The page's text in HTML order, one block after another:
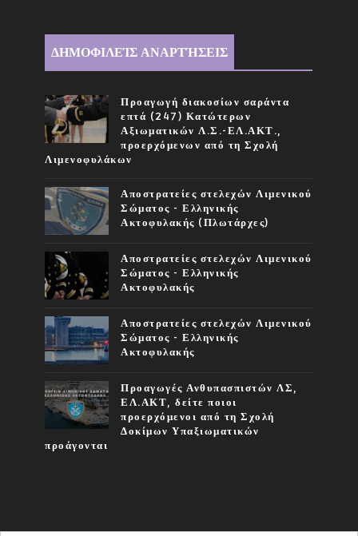
ΔΗΜΟΦΙΛΕΊΣ ΑΝΑΡΤΉΣΕΙΣ
Προαγωγή διακοσίων σαράντα
επτά (247) Κατώτερων
Αξιωματικών Λ.Σ.-ΕΛ.ΑΚΤ.,
προερχόμενων από τη Σχολή
Λιμενοφυλάκων
Αποστρατείες στελεχών Λιμενικού
Σώματος - Ελληνικής
Ακτοφυλακής (Πλωτάρχες)
Αποστρατείες στελεχών Λιμενικού
Σώματος - Ελληνικής
Ακτοφυλακής
Αποστρατείες στελεχών Λιμενικού
Σώματος - Ελληνικής
Ακτοφυλακής
Προαγωγές Ανθυπασπιστών ΛΣ,
ΕΛ.ΑΚΤ, δείτε ποιοι
προερχόμενοι από τη Σχολή
Δοκίμων Υπαξιωματικών
προάγονται